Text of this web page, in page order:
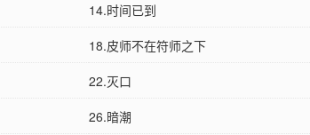
14.时间已到
18.皮师不在符师之下
22.灭口
26.暗潮